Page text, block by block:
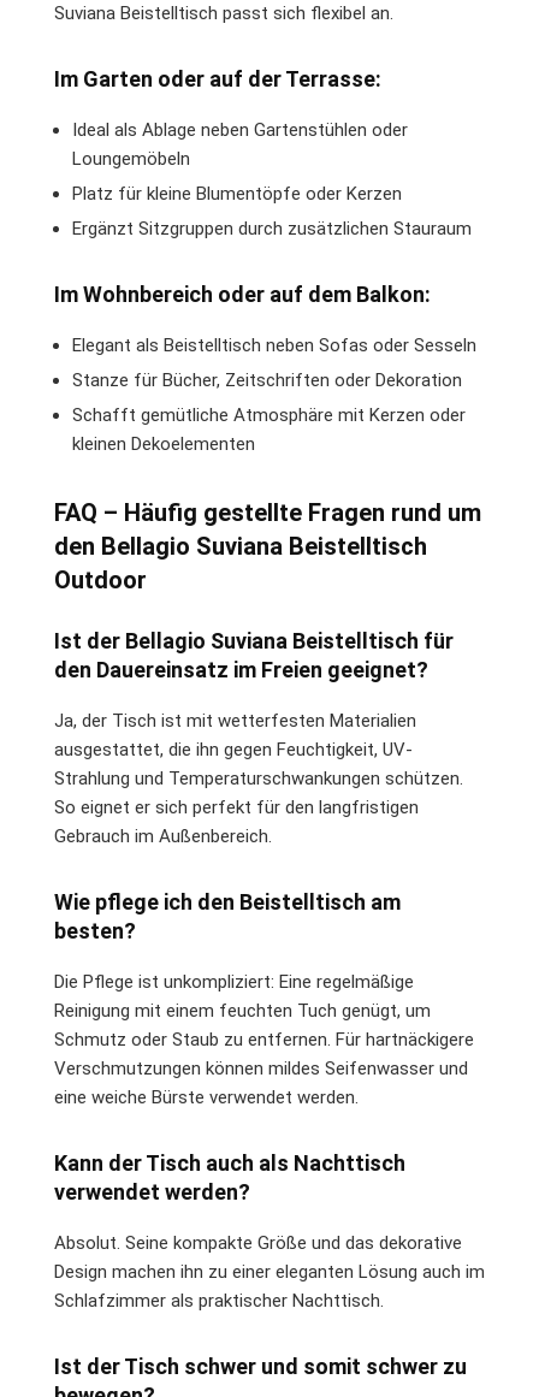
Suviana Beistelltisch passt sich flexibel an.
Im Garten oder auf der Terrasse:
Ideal als Ablage neben Gartenstühlen oder
Loungemöbeln
Platz für kleine Blumentöpfe oder Kerzen
Ergänzt Sitzgruppen durch zusätzlichen Stauraum
Im Wohnbereich oder auf dem Balkon:
Elegant als Beistelltisch neben Sofas oder Sesseln
Stanze für Bücher, Zeitschriften oder Dekoration
Schafft gemütliche Atmosphäre mit Kerzen oder
kleinen Dekoelementen
FAQ – Häufig gestellte Fragen rund um
den Bellagio Suviana Beistelltisch
Outdoor
Ist der Bellagio Suviana Beistelltisch für
den Dauereinsatz im Freien geeignet?
Ja, der Tisch ist mit wetterfesten Materialien
ausgestattet, die ihn gegen Feuchtigkeit, UV-
Strahlung und Temperaturschwankungen schützen.
So eignet er sich perfekt für den langfristigen
Gebrauch im Außenbereich.
Wie pflege ich den Beistelltisch am
besten?
Die Pflege ist unkompliziert: Eine regelmäßige
Reinigung mit einem feuchten Tuch genügt, um
Schmutz oder Staub zu entfernen. Für hartnäckigere
Verschmutzungen können mildes Seifenwasser und
eine weiche Bürste verwendet werden.
Kann der Tisch auch als Nachttisch
verwendet werden?
Absolut. Seine kompakte Größe und das dekorative
Design machen ihn zu einer eleganten Lösung auch im
Schlafzimmer als praktischer Nachttisch.
Ist der Tisch schwer und somit schwer zu